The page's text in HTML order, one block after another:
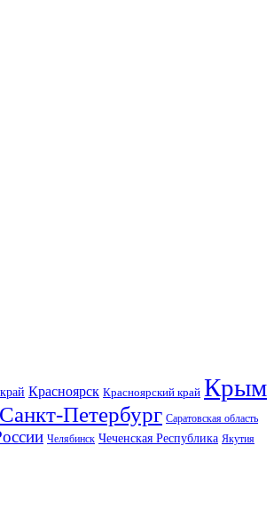
Красноярск Красноярский край Крым
Санкт-Петербург Саратовская область
Челябинск Чеченская Республика Якутия